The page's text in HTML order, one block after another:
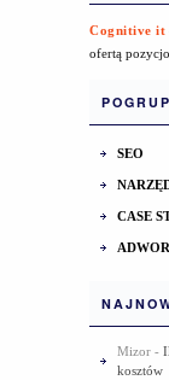
Cognitive it
ofertą
SEO
CASE
Mizor -
kosztów